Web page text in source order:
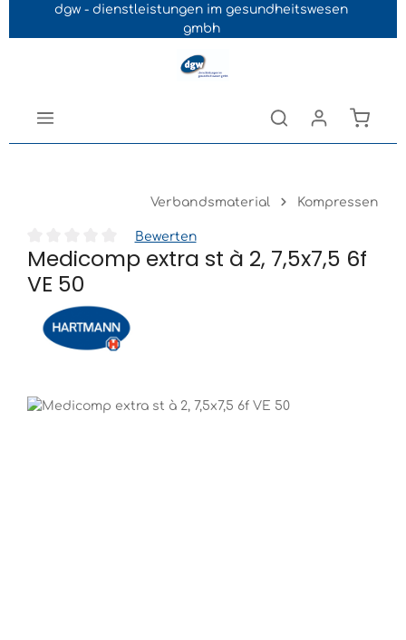
der B2B-Plattform springen
dgw - dienstleistungen im gesundheitswesen
gmbh
Verbandsmaterial Kompressen
Durchschnittliche Bewertung von 0 von 5 Sternen
Bewerten
Medicomp extra st à 2, 7,5x7,5 6f
VE 50
Bildergalerie überspringen